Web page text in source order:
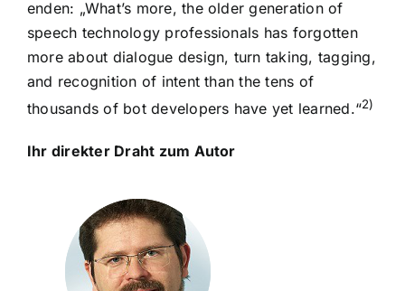
enden: „What’s more, the older generation of
speech technology professionals has forgotten
more about dialogue design, turn taking, tagging,
and recognition of intent than the tens of
thousands of bot developers have yet learned.“2)
Ihr direkter Draht zum Autor